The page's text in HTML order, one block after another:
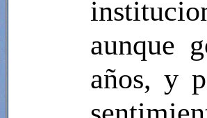
aunque
años, y